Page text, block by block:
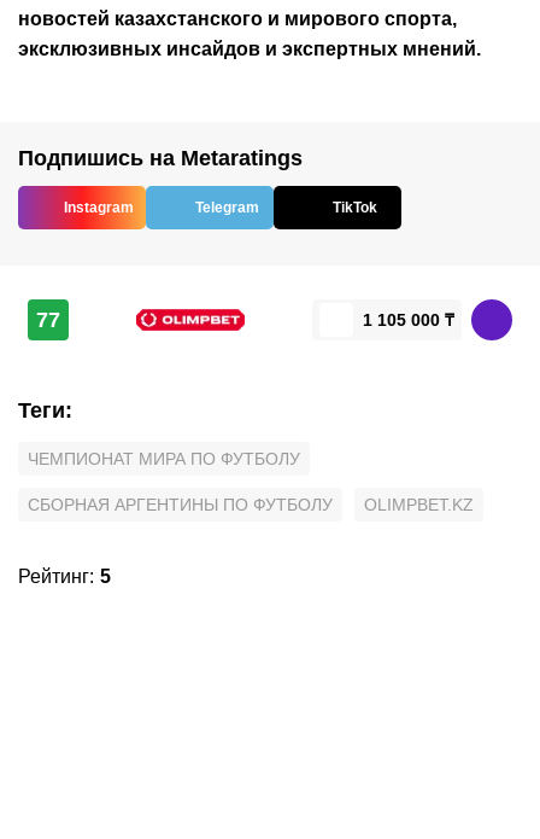
новостей казахстанского и мирового спорта,
эксклюзивных инсайдов и экспертных мнений.
Подпишись на Metaratings
Instagram Telegram TikTok
77 1 105 000 ₸
Теги:
ЧЕМПИОНАТ МИРА ПО ФУТБОЛУ
СБОРНАЯ АРГЕНТИНЫ ПО ФУТБОЛУ OLIMPBET.KZ
Рейтинг: 5